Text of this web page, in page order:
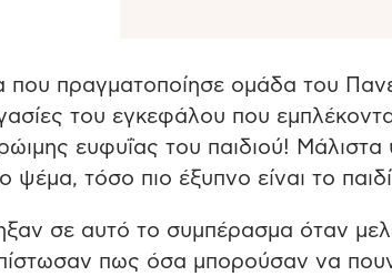
πραγματοποίησε ομάδα του
του εγκεφάλου που
ευφυΐας του παιδιού! Μάλιστα
ψέμα, τόσο πιο έξυπνο είναι το
σε αυτό το συμπέρασμα όταν
πως όσα μπορούσαν να